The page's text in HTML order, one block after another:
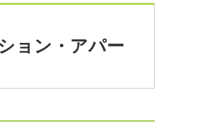
ョン・アパー